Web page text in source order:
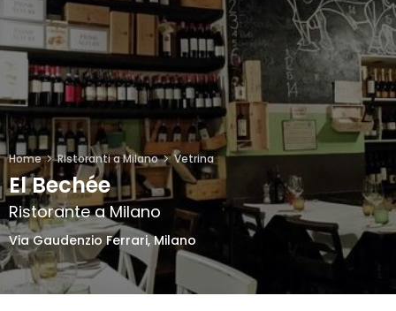
Home Ristoranti a Milano Vetrina
El Bechée
Ristorante a Milano
Via Gaudenzio Ferrari, Milano